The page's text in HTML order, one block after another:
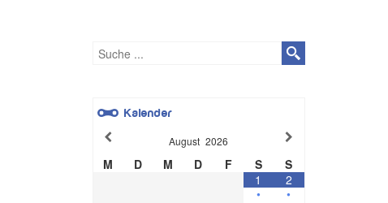
Kalender
August 2026
M D M D F S
S
1
•
2
•